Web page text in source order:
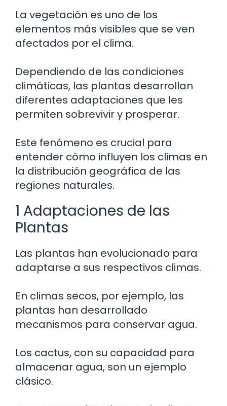
La vegetación es uno de los
elementos más visibles que se ven
afectados por el clima.
Dependiendo de las condiciones
climáticas, las plantas desarrollan
diferentes adaptaciones que les
permiten sobrevivir y prosperar.
Este fenómeno es crucial para
entender cómo influyen los climas en
la distribución geográfica de las
regiones naturales.
1 Adaptaciones de las
Plantas
Las plantas han evolucionado para
adaptarse a sus respectivos climas.
En climas secos, por ejemplo, las
plantas han desarrollado
mecanismos para conservar agua.
Los cactus, con su capacidad para
almacenar agua, son un ejemplo
clásico.